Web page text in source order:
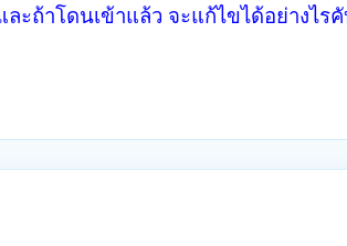
ะถ้าโดนเข้าแล้ว จะแก้ไขได้อย่างไร